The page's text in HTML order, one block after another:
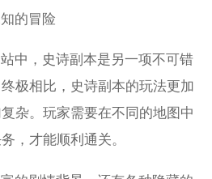
的冒险
中，史诗副本是另一项不可错
极相比，史诗副本的玩法更加
杂。玩家需要在不同的地图中
，才能顺利通关。